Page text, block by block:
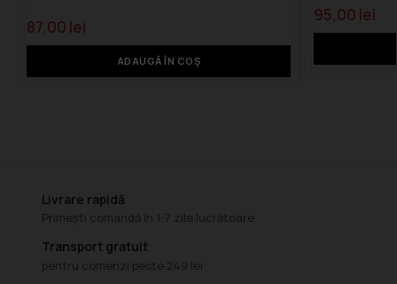
87,00 lei
ADAUGĂ ÎN COȘ
95,00 lei
Livrare rapidă
Primești comandă în 1-7 zile lucrătoare
Transport gratuit
pentru comenzi peste 249 lei